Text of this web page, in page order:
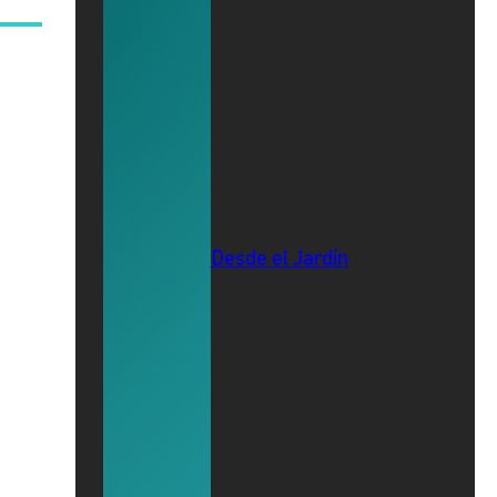
Desde el Jardín